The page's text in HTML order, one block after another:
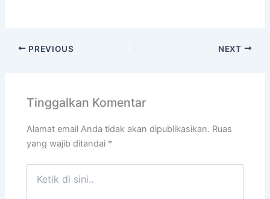
PREVIOUS NEXT
Tinggalkan Komentar
Alamat email Anda tidak akan dipublikasikan. Ruas
yang wajib ditandai *